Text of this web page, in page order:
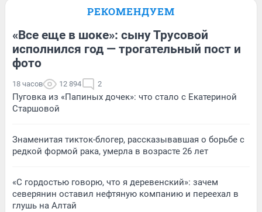
РЕКОМЕНДУЕМ
«Все еще в шоке»: сыну Трусовой
исполнился год — трогательный пост и
фото
18 часов 12 894 2
Пуговка из «Папиных дочек»: что стало с Екатериной
Старшовой
Знаменитая тикток-блогер, рассказывавшая о борьбе с
редкой формой рака, умерла в возрасте 26 лет
«С гордостью говорю, что я деревенский»: зачем
северянин оставил нефтяную компанию и переехал в
глушь на Алтай